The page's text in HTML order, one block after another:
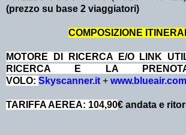
(prezzo su base 2 viaggiatori)
COMPOSIZIONE
MOTORE DI RICERCA E/O LINK
RICERCA E LA
VOLO: Skyscanner.it + www.blueair.com
TARIFFA AEREA: 104,90€ andata e